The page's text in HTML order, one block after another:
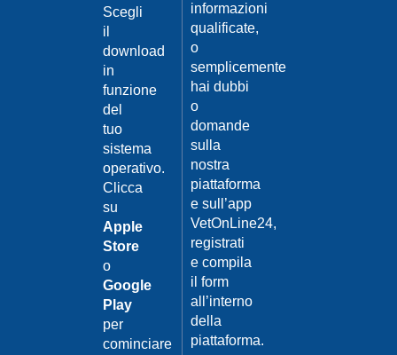
Scegli
il
download
in
funzione
del
tuo
sistema
operativo.
Clicca
su
Apple
Store
o
Google
Play
per
cominciare
informazioni
qualificate,
o
semplicemente
hai dubbi
o
domande
sulla
nostra
piattaforma
e sull’app
VetOnLine24,
registrati
e compila
il form
all’interno
della
piattaforma.